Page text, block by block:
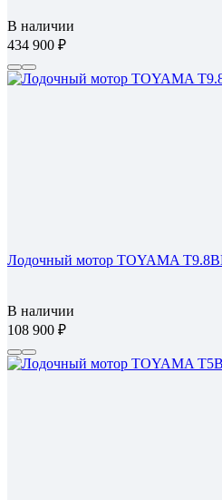
В наличии
434 900
Лодочный мотор TOYAMA
В наличии
108 900